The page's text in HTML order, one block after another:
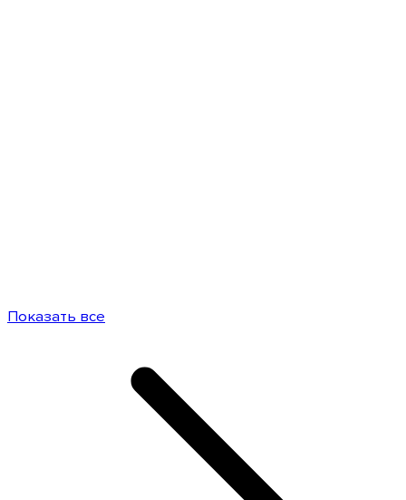
Показать все